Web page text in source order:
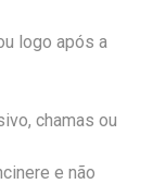
logo após a
chamas ou
e não